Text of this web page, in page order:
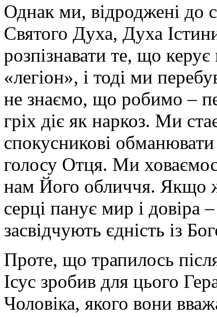
Однак ми, відроджені до
Святого Духа, Духа
розпізнавати те, що
«легіон», і тоді ми
не знаємо, що робимо –
гріх діє як наркоз. Ми
спокусникові
голосу Отця. Ми
нам Його обличчя. Якщо
серці панує мир і довіра
засвідчують єдність із
Проте, що трапилось
Ісус зробив для цього
Чоловіка, якого вони